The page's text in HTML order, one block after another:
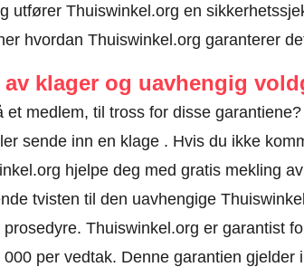
utfører Thuiswinkel.org en
hvordan Thuiswinkel.org garanterer
klager og uavhengig
et medlem, til tross for disse
sende inn en klage. Hvis du ikke
hjelpe deg med gratis mekling
tvisten til den uavhengige
Thuiswinkel.org er garantist
per vedtak. Denne garantien gjelder